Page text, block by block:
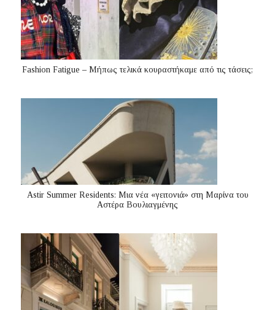
Fashion Fatigue – Μήπως τελικά κουραστήκαμε από τις τάσεις;
Astir Summer Residents: Μια νέα «γειτονιά» στη Μαρίνα του
Αστέρα Βουλιαγμένης